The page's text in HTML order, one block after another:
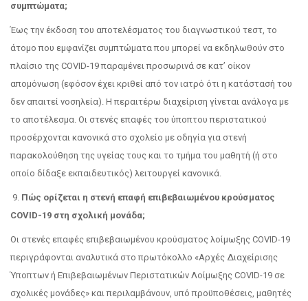
συμπτώματα;
Έως την έκδοση του αποτελέσματος του διαγνωστικού τεστ, το
άτομο που εμφανίζει συμπτώματα που μπορεί να εκδηλωθούν στο
πλαίσιο της COVID-19 παραμένει προσωρινά σε κατ’ οίκον
απομόνωση (εφόσον έχει κριθεί από τον ιατρό ότι η κατάστασή του
δεν απαιτεί νοσηλεία). Η περαιτέρω διαχείριση γίνεται ανάλογα με
το αποτέλεσμα. Οι στενές επαφές του ύποπτου περιστατικού
προσέρχονται κανονικά στο σχολείο με οδηγία για στενή
παρακολούθηση της υγείας τους και το τμήμα του μαθητή (ή στο
οποίο δίδαξε εκπαιδευτικός) λειτουργεί κανονικά.
9. Πώς ορίζεται η στενή επαφή επιβεβαιωμένου κρούσματος
COVID-19 στη σχολική μονάδα;
Οι στενές επαφές επιβεβαιωμένου κρούσματος λοίμωξης COVID-19
περιγράφονται αναλυτικά στο πρωτόκολλο «Αρχές Διαχείρισης
Ύποπτων ή Επιβεβαιωμένων Περιστατικών Λοίμωξης COVID-19 σε
σχολικές μονάδες» και περιλαμβάνουν, υπό προϋποθέσεις, μαθητές